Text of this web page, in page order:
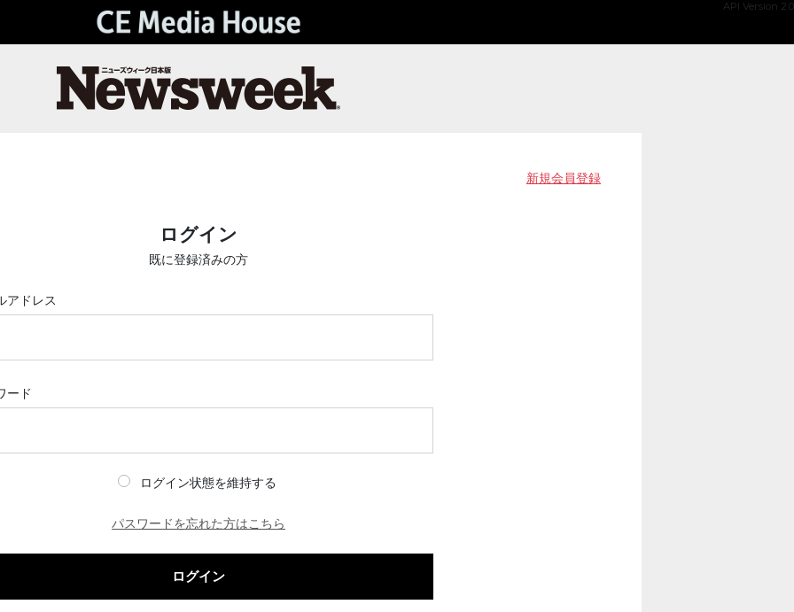
API Version 2.0
新規会員登録
ログイン
既に登録済みの方
アドレス
ード
ログイン状態を維持する
パスワードを忘れた方はこちら
ログイン